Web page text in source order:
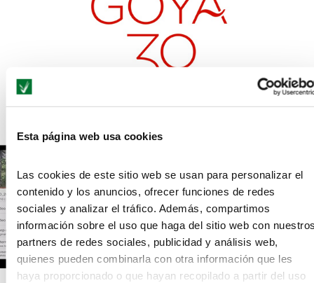
Esta página web usa cookies
Las cookies de este sitio web se usan para personalizar el
contenido y los anuncios, ofrecer funciones de redes
sociales y analizar el tráfico. Además, compartimos
información sobre el uso que haga del sitio web con
partners de redes sociales, publicidad y análisis web,
quienes pueden combinarla con otra información que les
haya proporcionado o que hayan recopilado a partir del uso
Los Goya coronan a «Truman» de Cesc Gay